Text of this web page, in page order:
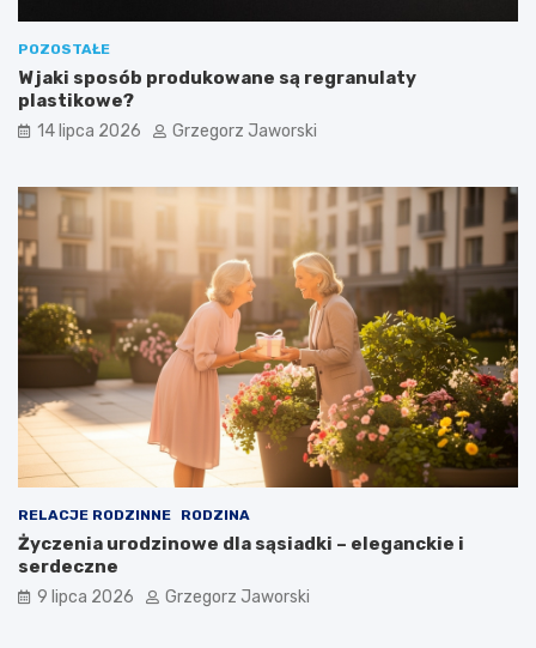
POZOSTAŁE
W jaki sposób produkowane są regranulaty
plastikowe?
14 lipca 2026 Grzegorz Jaworski
RELACJE RODZINNE RODZINA
Życzenia urodzinowe dla sąsiadki – eleganckie i
serdeczne
9 lipca 2026 Grzegorz Jaworski